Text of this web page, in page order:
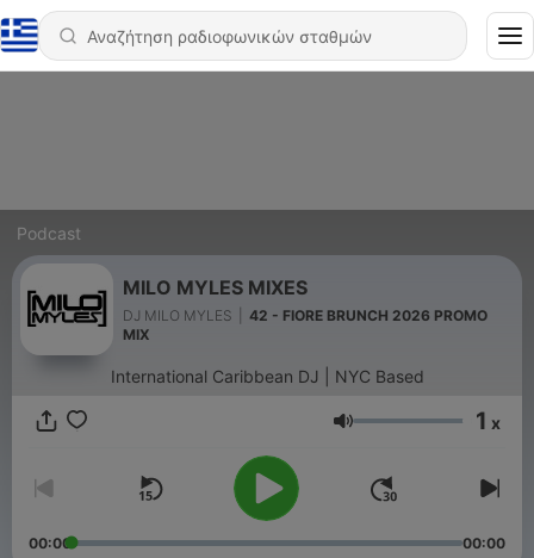
Podcast
MILO MYLES MIXES
DJ MILO MYLES
42 - FIORE BRUNCH 2026 PROMO
MIX
International Caribbean DJ | NYC Based
Ένταση 1 x
00:00 00:00